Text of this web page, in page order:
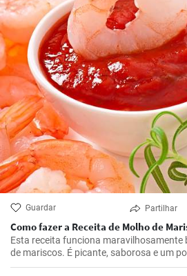
Guardar Partilhar
Como fazer a Receita de Molho de
Esta receita funciona maravilhosamente
de mariscos. É picante, saborosa e um
certa para realçar os deliciosos sabores